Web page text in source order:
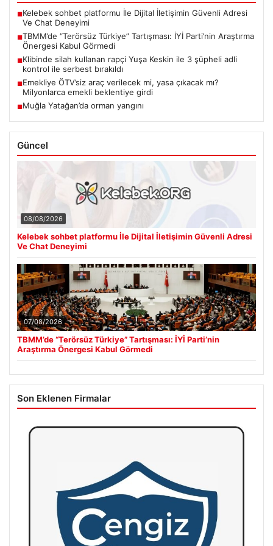
■Kelebek sohbet platformu İle Dijital İletişimin Güvenli Adresi
Ve Chat Deneyimi
■TBMM’de “Terörsüz Türkiye” Tartışması: İYİ Parti’nin Araştırma
Önergesi Kabul Görmedi
■Klibinde silah kullanan rapçi Yuşa Keskin ile 3 şüpheli adli
kontrol ile serbest bırakıldı
■Emekliye ÖTV’siz araç verilecek mi, yasa çıkacak mı?
Milyonlarca emekli beklentiye girdi
■Muğla Yatağan’da orman yangını
Güncel
08/08/2026
Kelebek sohbet platformu İle Dijital İletişimin Güvenli Adresi
Ve Chat Deneyimi
07/08/2026
TBMM’de “Terörsüz Türkiye” Tartışması: İYİ Parti’nin
Araştırma Önergesi Kabul Görmedi
Son Eklenen Firmalar